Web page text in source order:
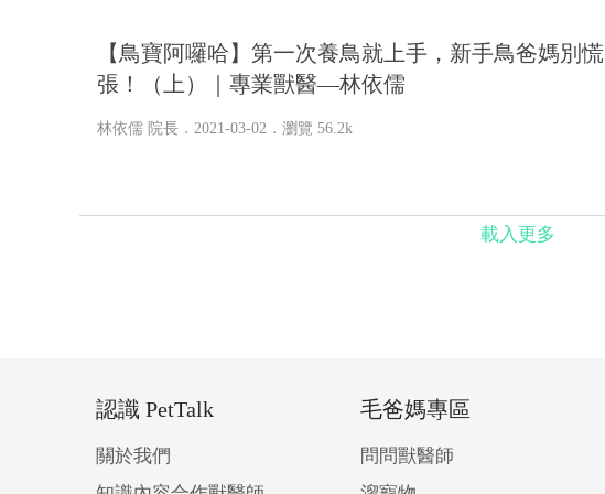
【鳥寶阿囉哈】第一次養鳥就上手，新手鳥爸媽別慌
張！（上）｜專業獸醫—林依儒
林依儒 院長 ．2021-03-02． 瀏覽 56.2k
載入更多
認識 PetTalk
關於我們
毛爸媽專區
問問獸醫師